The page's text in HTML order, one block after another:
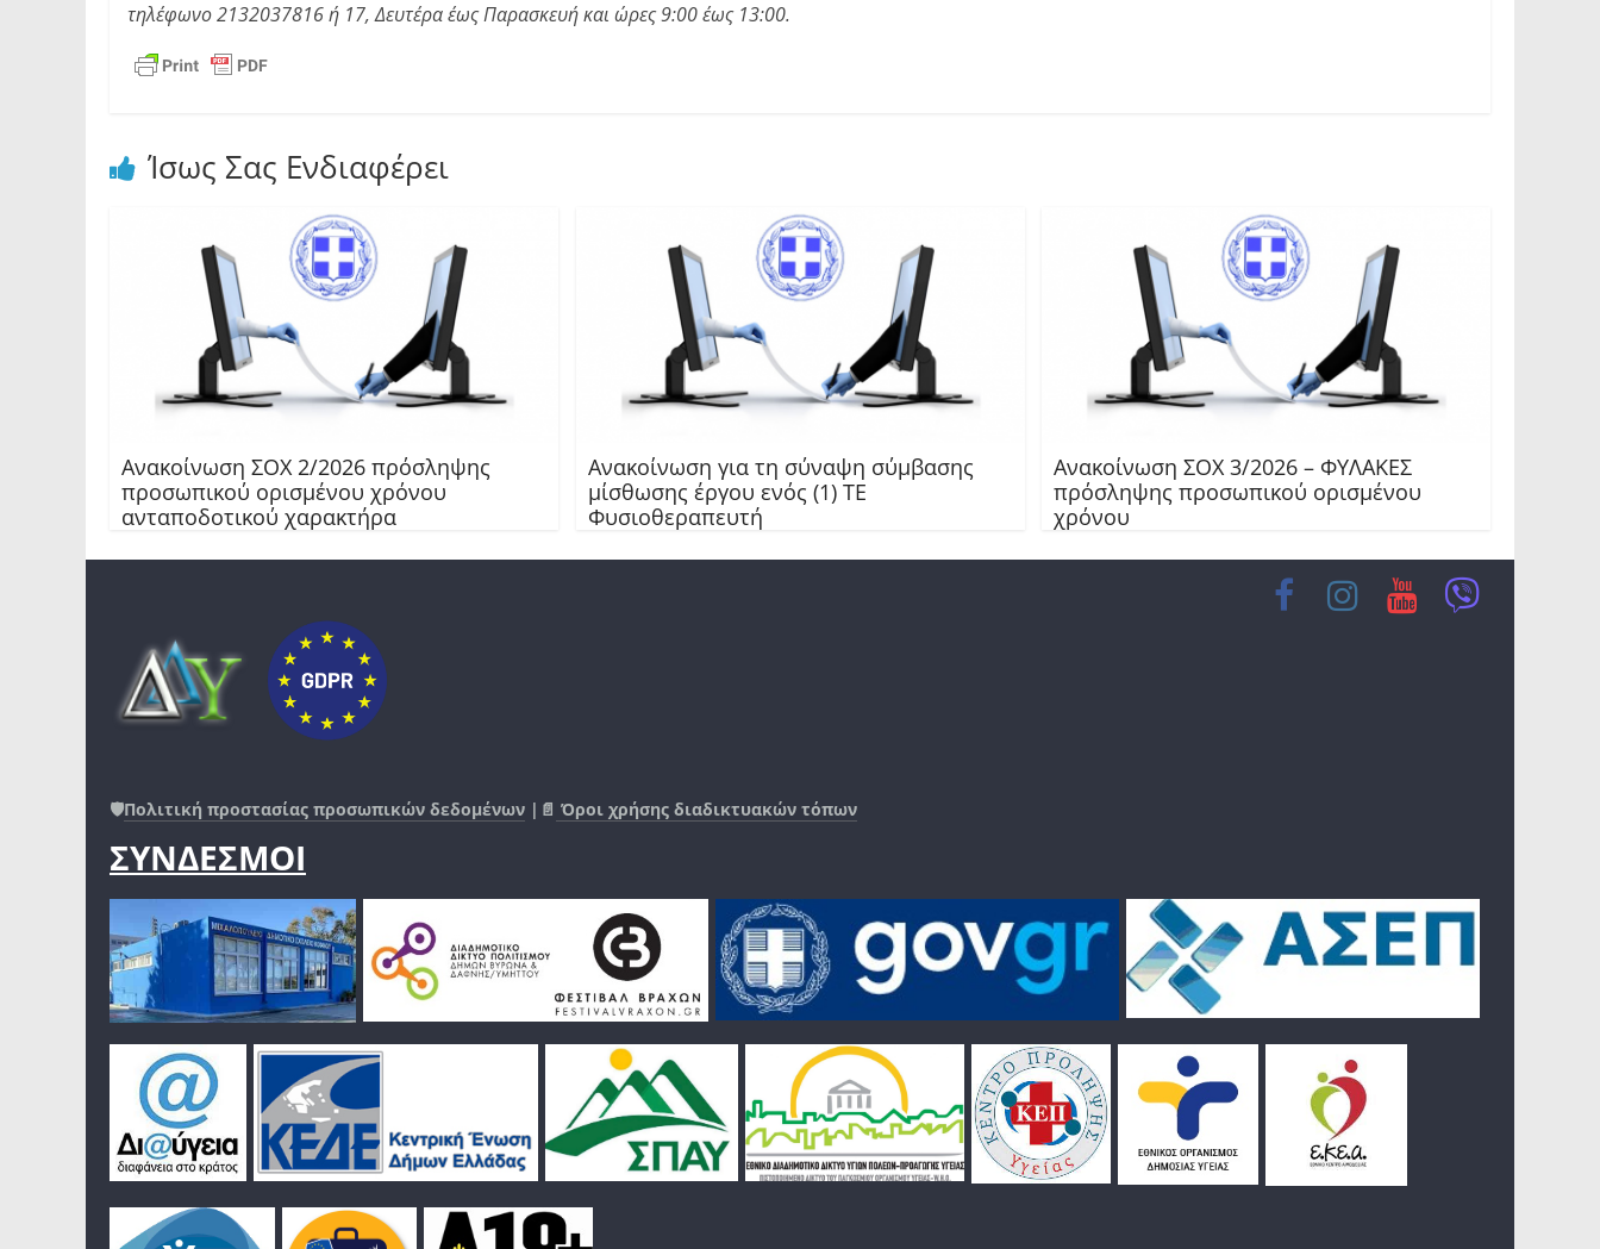
τηλέφωνο 2132037816 ή 17, Δευτέρα έως Παρασκευή και ώρες 9:00 έως 13:00.
Ίσως Σας Ενδιαφέρει
Ανακοίνωση ΣΟΧ 2/2026 πρόσληψης
προσωπικού ορισμένου χρόνου
ανταποδοτικού χαρακτήρα
Ανακοίνωση για τη σύναψη σύμβασης
μίσθωσης έργου ενός (1) ΤΕ
Φυσιοθεραπευτή
Ανακοίνωση ΣΟΧ 3/2026 – ΦΥΛΑΚΕΣ
πρόσληψης προσωπικού ορισμένου
χρόνου
🛡️Πολιτική προστασίας προσωπικών δεδομένων |📄 Όροι χρήσης διαδικτυακών τόπων
ΣΥΝΔΕΣΜΟΙ